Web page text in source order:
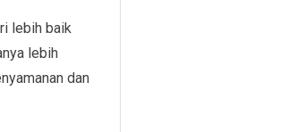
lebih baik
lebih
dan